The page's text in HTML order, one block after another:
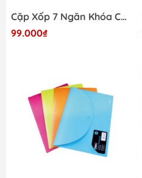
Cặp Xốp 7 Ngăn Khóa Cài DELI E38125
99.000₫